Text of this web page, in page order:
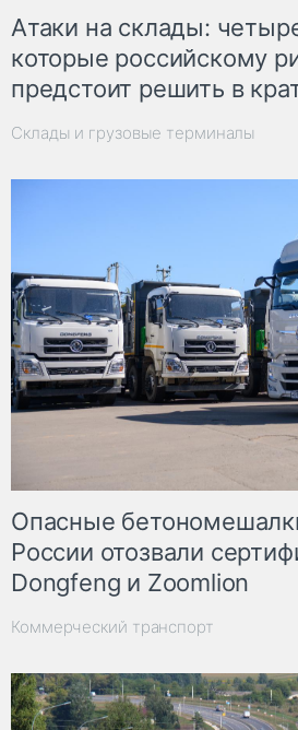
Атаки на склады:
которые российскому
предстоит решить в
Склады и грузовые терминалы
Опасные
России отозвали
Dongfeng и Zoomlion
Коммерческий транспорт